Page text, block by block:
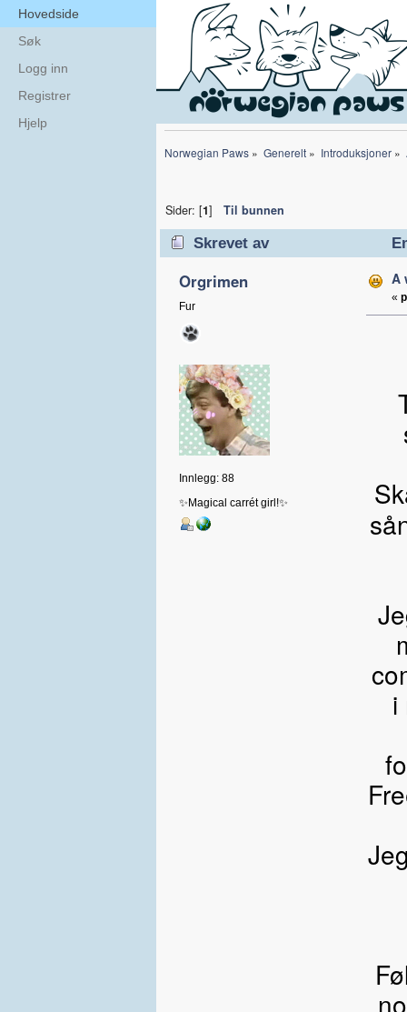
Hovedside
Søk
Logg inn
Registrer
Hjelp
Norwegian Paws » Generelt» Introduksjoner»
Sider: [1] Til bunnen
Skrevet av
Orgrimen
Fur
Innlegg: 88
✨Magical carrét girl!✨
A
«
i